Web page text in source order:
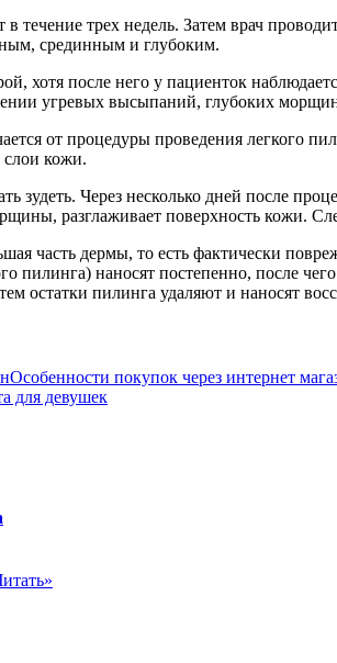
трех недель. Затем врач
срединным и глубоким.
хотя после него у пациенток
угревых высыпаний, глубоких
от процедуры проведения легкого
кожи.
зудеть. Через несколько дней после
разглаживает поверхность кожи.
часть дермы, то есть фактически
пилинга) наносят постепенно, после
остатки пилинга удаляют и наносят
Особенности покупок через интернет
для девушек